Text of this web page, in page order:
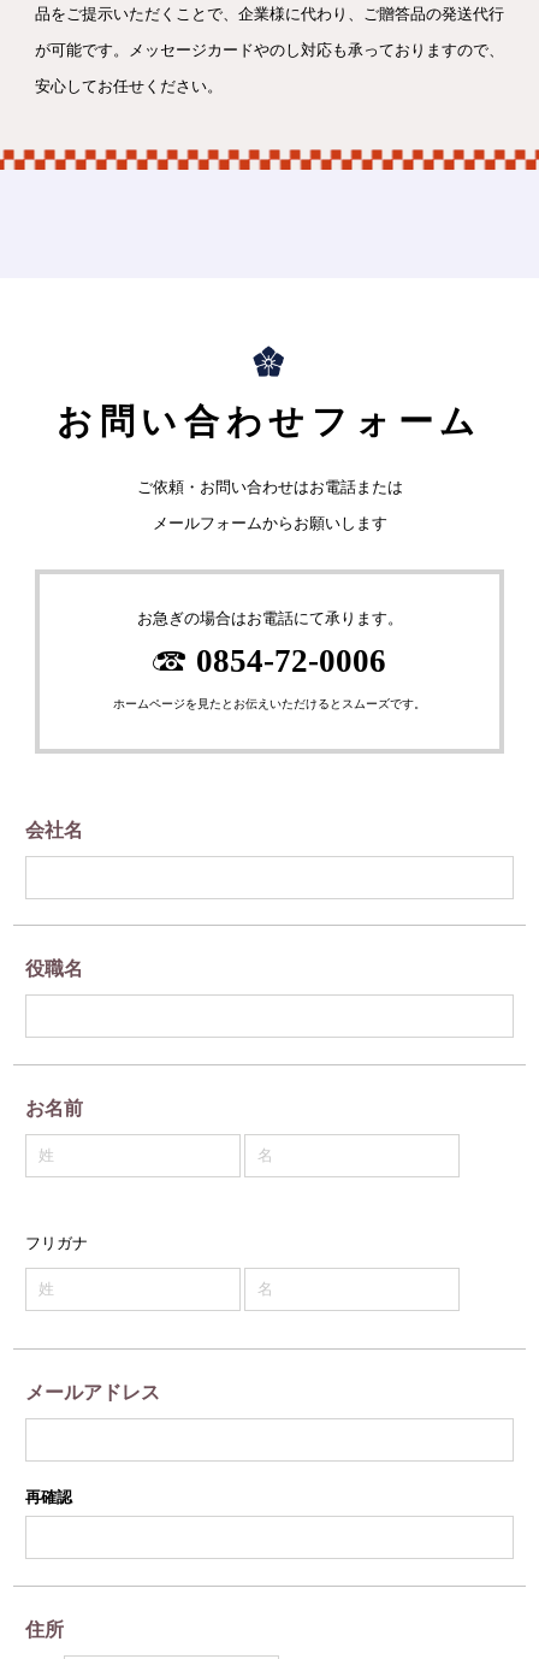
品をご提示いただくことで、企業様に代わり、ご贈答品の発送代行
が可能です。メッセージカードやのし対応も承っておりますので、
安心してお任せください。
お問い合わせフォーム
ご依頼・お問い合わせはお電話または
メールフォームからお願いします
お急ぎの場合はお電話にて承ります。
0854-72-0006
ホームページを見たとお伝えいただけるとスムーズです。
会社名
役職名
お名前
フリガナ
メールアドレス
再確認
住所